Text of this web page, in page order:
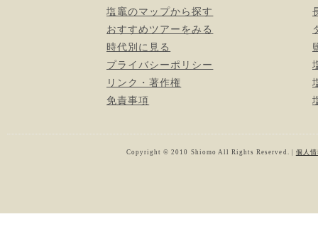
塩竈のマップから探す
おすすめツアーをみる
時代別に見る
プライバシーポリシー
リンク・著作権
免責事項
Copyright © 2010 Shiomo All Rights Reserved. | 個人